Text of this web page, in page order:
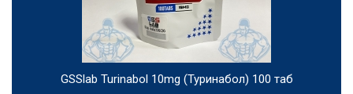
GSSlab Turinabol 10mg (Туринабол) 100 таб